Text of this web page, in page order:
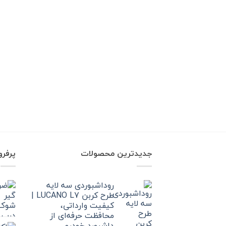
جدیدترین محصولات
روداشبوردی سه‌ لایه
طرح کربن LUCANO L7 |
کیفیت وارداتی،
محافظت حرفه‌ای از